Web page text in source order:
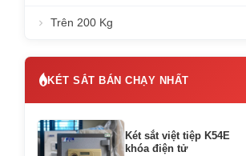
Trên 200 Kg
KÉT SẮT BÁN CHẠY NHẤT
Két sắt việt tiệp K54E
khóa điện tử